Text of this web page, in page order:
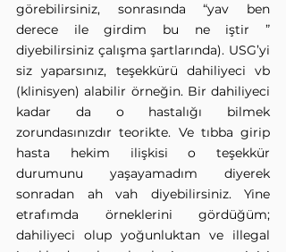
görebilirsiniz, sonrasında “yav ben
derece ile girdim bu ne iştir ”
diyebilirsiniz çalışma şartlarında). USG’yi
siz yaparsınız, teşekkürü dahiliyeci vb
(klinisyen) alabilir örneğin. Bir dahiliyeci
kadar da o hastalığı bilmek
zorundasınızdır teorikte. Ve tıbba girip
hasta hekim ilişkisi o teşekkür
durumunu yaşayamadım diyerek
sonradan ah vah diyebilirsiniz. Yine
etrafımda örneklerini gördüğüm;
dahiliyeci olup yoğunluktan ve illegal